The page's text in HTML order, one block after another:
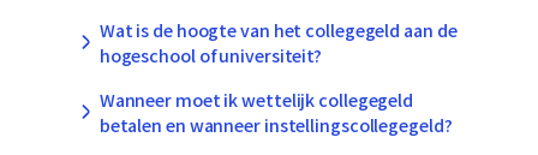
Wat is de hoogte van het collegegeld aan de
hogeschool of universiteit?
Wanneer moet ik wettelijk collegegeld
betalen en wanneer instellingscollegegeld?